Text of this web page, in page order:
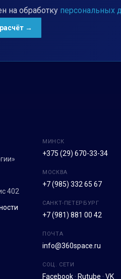
на обработку персональных
402
МИНСК
+375 (29) 670-33-34
МОСКВА
+7 (985) 332 65 67
САНКТ-ПЕТЕРБУРГ
+7 (981) 881 00 42
ПОЧТА
info@360space.ru
СОЦ. СЕТИ
Facebook· Rutube · VK